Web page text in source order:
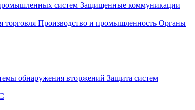
систем Защищенные коммуникации
торговля Производство и промышленность Органы
обнаружения вторжений Защита систем